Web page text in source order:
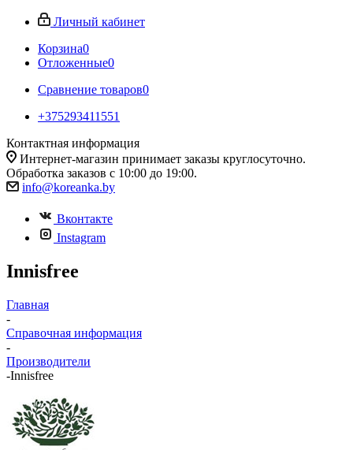
Личный кабинет
Корзина0
Отложенные0
Сравнение товаров0
+375293411551
Контактная информация
Интернет-магазин принимает заказы круглосуточно.
Обработка заказов с 10:00 до 19:00.
info@koreanka.by
Вконтакте
Instagram
Innisfree
Главная
-
Справочная информация
-
Производители
-Innisfree